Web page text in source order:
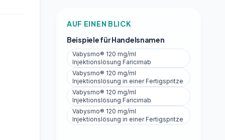
AUF EINEN BLICK
Beispiele für Handelsnamen
Vabysmo® 120 mg/ml
Injektionslösung Faricimab
Vabysmo® 120 mg/ml
Injektionslösung in einer Fertigspritze
Vabysmo® 120 mg/ml
Injektionslösung Faricimab
Vabysmo® 120 mg/ml
Injektionslösung in einer Fertigspritze